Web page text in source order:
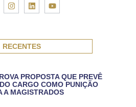
RECENTES
PROPOSTA QUE PREVÊ
CARGO COMO PUNIÇÃO
A MAGISTRADOS